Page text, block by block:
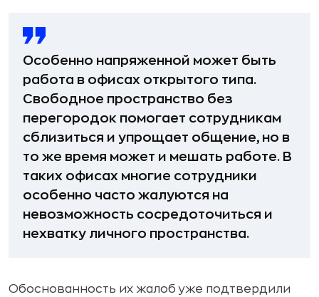
Особенно напряженной может быть
работа в офисах открытого типа.
Свободное пространство без
перегородок помогает сотрудникам
сблизиться и упрощает общение, но в
то же время может и мешать работе. В
таких офисах многие сотрудники
особенно часто жалуются на
невозможность сосредоточиться и
нехватку личного пространства.
Обоснованность их жалоб уже подтвердили